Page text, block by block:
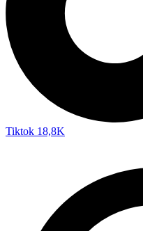
Tiktok 18,8K